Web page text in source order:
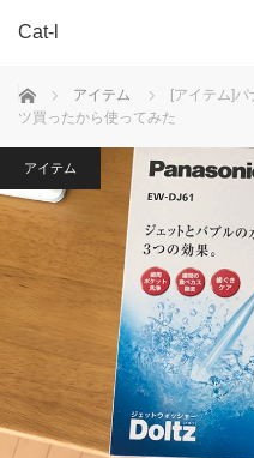
Cat-l
ホーム アイテム
[アイテム]
ツ買ったから使ってみた
アイテム